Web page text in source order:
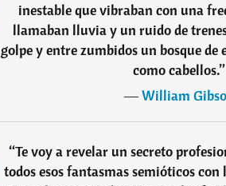
inestable que vibraban con una
llamaban lluvia y un ruido de
golpe y entre zumbidos un bosque de
como cabellos.”
―William
“Te voy a revelar un secreto
todos esos fantasmas semióticos